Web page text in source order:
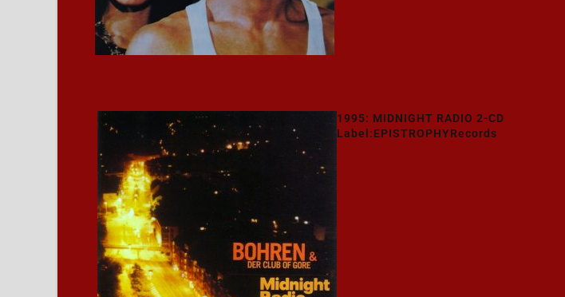
1995: MIDNIGHT RADIO 2-CD
Label:EPISTROPHYRecords